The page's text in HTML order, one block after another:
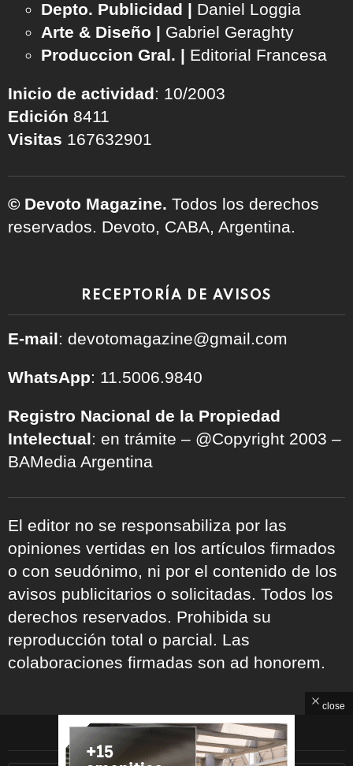
Depto. Publicidad | Daniel Loggia
Arte & Diseño | Gabriel Geraghty
Produccion Gral. | Editorial Francesa
Inicio de actividad: 10/2003
Edición 8411
Visitas 167632901
© Devoto Magazine. Todos los derechos
reservados. Devoto, CABA, Argentina.
RECEPTORÍA DE AVISOS
E-mail: devotomagazine@gmail.com
WhatsApp: 11.5006.9840
Registro Nacional de la Propiedad
Intelectual: en trámite – @Copyright 2003 –
BAMedia Argentina
El editor no se responsabiliza por las
opiniones vertidas en los artículos firmados
o con seudónimo, ni por el contenido de los
avisos publicitarios o solicitadas. Todos los
derechos reservados. Prohibida su
reproducción total o parcial. Las
colaboraciones firmadas son ad honorem.
ARCHIVOS
close